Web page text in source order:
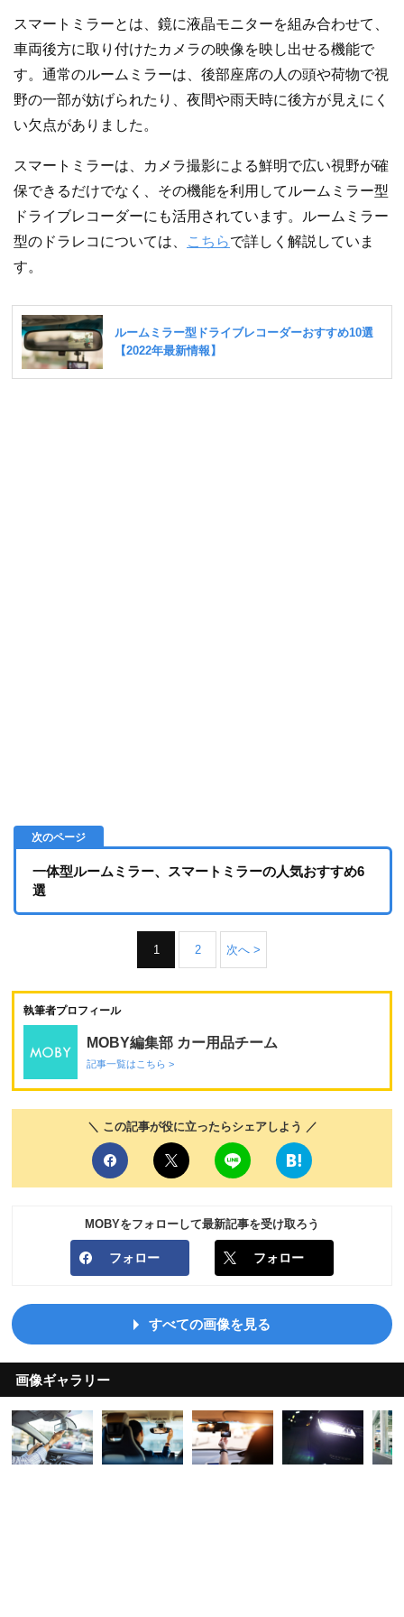
スマートミラーとは、鏡に液晶モニターを組み合わせて、
車両後方に取り付けたカメラの映像を映し出せる機能で
す。通常のルームミラーは、後部座席の人の頭や荷物で視
野の一部が妨げられたり、夜間や雨天時に後方が見えにく
い欠点がありました。
スマートミラーは、カメラ撮影による鮮明で広い視野が確
保できるだけでなく、その機能を利用してルームミラー型
ドライブレコーダーにも活用されています。ルームミラー
型のドラレコについては、
こちらで詳しく解説していま
す。
一体型ルームミラー、スマートミラーの人気おすすめ6
選
1 2 次へ >
執筆者プロフィール
MOBY編集部 カー用品チーム
記事一覧はこちら >
＼ この記事が役に立ったらシェアしよう ／
MOBYをフォローして最新記事を受け取ろう
フォロー フォロー
すべての画像を見る
画像ギャラリー